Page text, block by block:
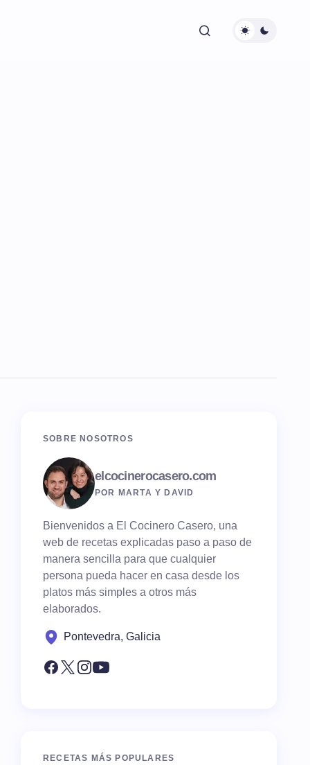
SOBRE NOSOTROS
elcocinerocasero.com
POR MARTA Y DAVID
Bienvenidos a El Cocinero Casero, una
web de recetas explicadas paso a paso de
manera sencilla para que cualquier
persona pueda hacer en casa desde los
platos más simples a otros más
elaborados.
Pontevedra, Galicia
RECETAS MÁS POPULARES